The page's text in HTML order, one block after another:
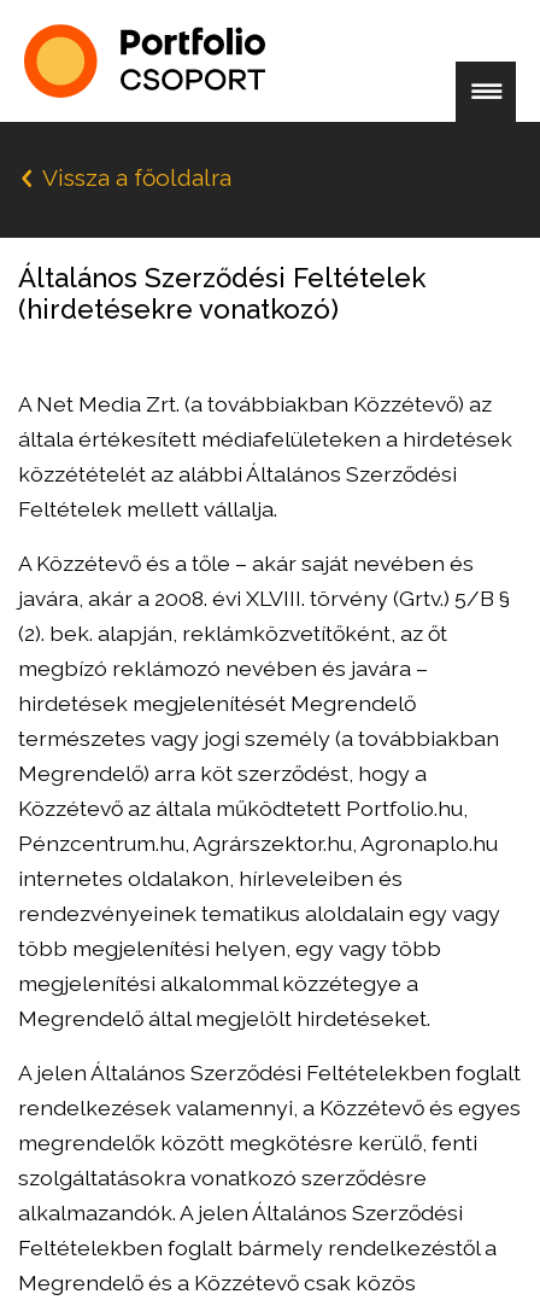
Vissza a főoldalra
Általános Szerződési Feltételek
(hirdetésekre vonatkozó)
A Net Media Zrt. (a továbbiakban Közzétevő) az
általa értékesített médiafelületeken a hirdetések
közzétételét az alábbi Általános Szerződési
Feltételek mellett vállalja.
A Közzétevő és a tőle – akár saját nevében és
javára, akár a 2008. évi XLVIII. törvény (Grtv.) 5/B §
(2). bek. alapján, reklámközvetítőként, az őt
megbízó reklámozó nevében és javára –
hirdetések megjelenítését Megrendelő
természetes vagy jogi személy (a továbbiakban
Megrendelő) arra köt szerződést, hogy a
Közzétevő az általa működtetett Portfolio.hu,
Pénzcentrum.hu, Agrárszektor.hu, Agronaplo.hu
internetes oldalakon, hírleveleiben és
rendezvényeinek tematikus aloldalain egy vagy
több megjelenítési helyen, egy vagy több
megjelenítési alkalommal közzétegye a
Megrendelő által megjelölt hirdetéseket.
A jelen Általános Szerződési Feltételekben foglalt
rendelkezések valamennyi, a Közzétevő és egyes
megrendelők között megkötésre kerülő, fenti
szolgáltatásokra vonatkozó szerződésre
alkalmazandók. A jelen Általános Szerződési
Feltételekben foglalt bármely rendelkezéstől a
Megrendelő és a Közzétevő csak közös